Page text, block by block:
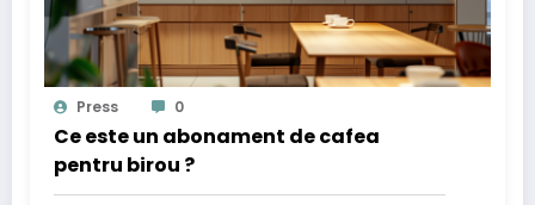
Press 0
Ce este un abonament de cafea
pentru birou ?